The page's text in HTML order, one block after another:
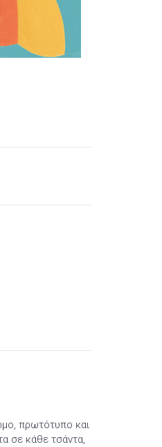
πρωτότυπο και
σε κάθε τσάντα,